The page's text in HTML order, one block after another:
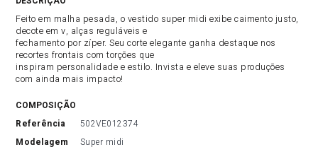
Feito em malha pesada, o vestido super midi exibe caimento justo,
decote em v, alças reguláveis e
fechamento por zíper. Seu corte elegante ganha destaque nos
recortes frontais com torções que
inspiram personalidade e estilo. Invista e eleve suas produções
com ainda mais impacto!
COMPOSIÇÃO
referência
502VE012374
modelagem
Super midi